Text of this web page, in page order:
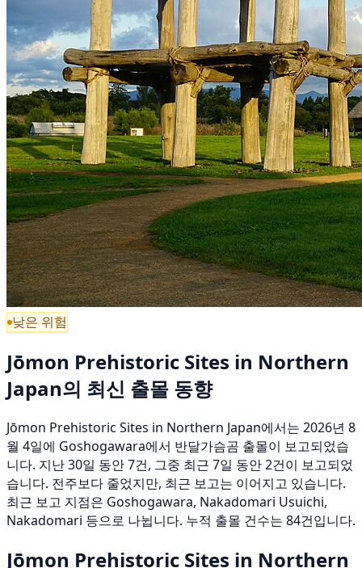
낮은 위험
Jōmon Prehistoric Sites in Northern
Japan의 최신 출몰 동향
Jōmon Prehistoric Sites in Northern Japan에서는 2026년 8
월 4일에 Goshogawara에서 반달가슴곰 출몰이 보고되었습
니다. 지난 30일 동안 7건, 그중 최근 7일 동안 2건이 보고되었
습니다. 전주보다 줄었지만, 최근 보고는 이어지고 있습니다.
최근 보고 지점은 Goshogawara, Nakadomari Usuichi,
Nakadomari 등으로 나뉩니다. 누적 출몰 건수는 84건입니다.
Jōmon Prehistoric Sites in Northern